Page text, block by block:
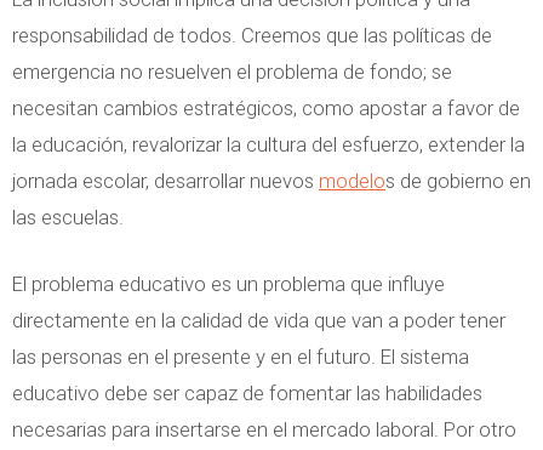
responsabilidad de todos. Creemos que las políticas de
emergencia no resuelven el problema de fondo; se
necesitan cambios estratégicos, como apostar a favor de
la educación, revalorizar la cultura del esfuerzo, extender la
jornada escolar, desarrollar nuevos modelos de gobierno en
las escuelas.
El problema educativo es un problema que influye
directamente en la calidad de vida que van a poder tener
las personas en el presente y en el futuro. El sistema
educativo debe ser capaz de fomentar las habilidades
necesarias para insertarse en el mercado laboral. Por otro